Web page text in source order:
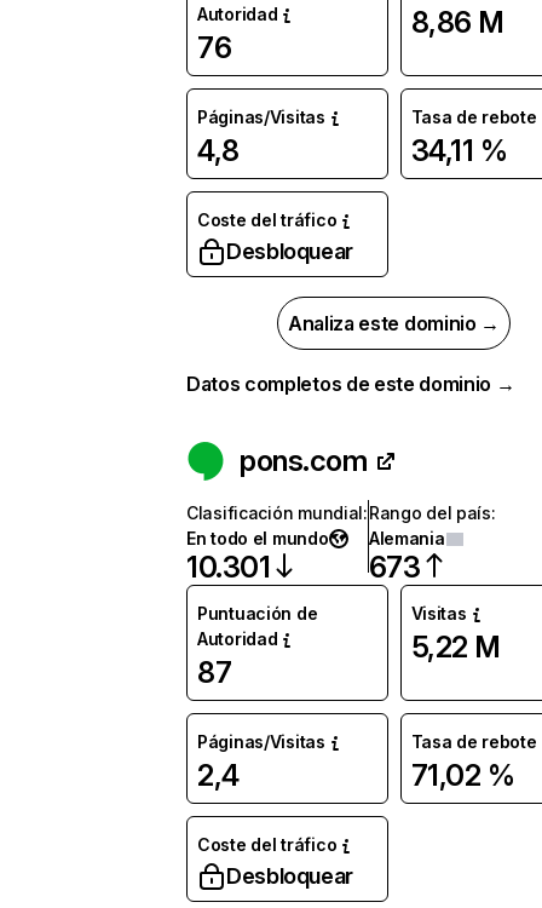
Autoridad
76
8,86 M
Páginas/Visitas
4,8
Tasa de rebote
34,11 %
Coste del tráfico
Desbloquear
Analiza este dominio →
Datos completos de este dominio →
pons.com
Clasificación mundial:
En todo el mundo
10.301
Rango del país:
Alemania
673
Puntuación de
Autoridad
87
Visitas
5,22 M
Páginas/Visitas
2,4
Tasa de rebote
71,02 %
Coste del tráfico
Desbloquear